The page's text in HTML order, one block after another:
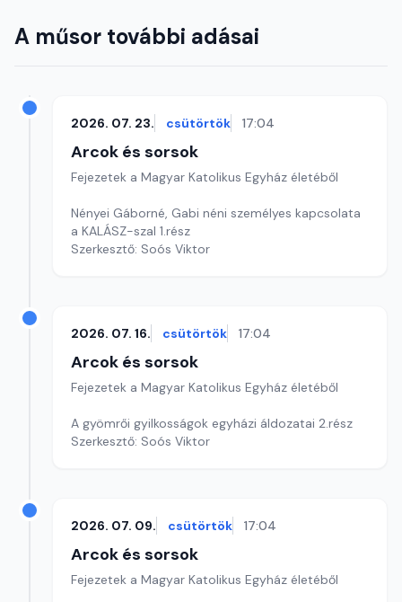
A műsor további adásai
2026. 07. 23. csütörtök 17:04
Arcok és sorsok
Fejezetek a Magyar Katolikus Egyház életéből
Nényei Gáborné, Gabi néni személyes kapcsolata
a KALÁSZ-szal 1.rész
Szerkesztő: Soós Viktor
2026. 07. 16. csütörtök 17:04
Arcok és sorsok
Fejezetek a Magyar Katolikus Egyház életéből
A gyömrői gyilkosságok egyházi áldozatai 2.rész
Szerkesztő: Soós Viktor
2026. 07. 09. csütörtök 17:04
Arcok és sorsok
Fejezetek a Magyar Katolikus Egyház életéből